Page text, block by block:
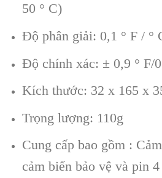
50 ° C)
Độ phân giải: 0,1 ° F / °
Độ chính xác: ± 0,9 ° F/
Kích thước: 32 x 165 x
Trọng lượng: 110g
Cung cấp bao gồm :
cảm biến bảo vệ và pin